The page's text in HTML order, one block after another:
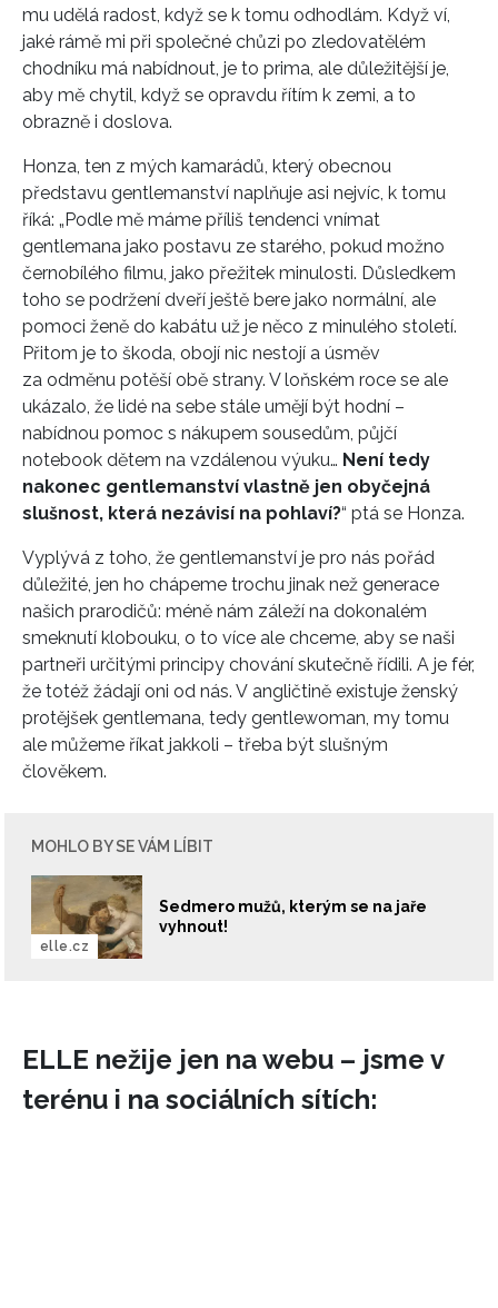
mu udělá radost, když se k tomu odhodlám. Když ví,
jaké rámě mi při společné chůzi po zledovatělém
chodníku má nabídnout, je to prima, ale důležitější je,
aby mě chytil, když se opravdu řítím k zemi, a to
obrazně i doslova.
Honza, ten z mých kamarádů, který obecnou
představu gentlemanství naplňuje asi nejvíc, k tomu
říká: „Podle mě máme příliš tendenci vnímat
gentlemana jako postavu ze starého, pokud možno
černobílého filmu, jako přežitek minulosti. Důsledkem
toho se podržení dveří ještě bere jako normální, ale
pomoci ženě do kabátu už je něco z minulého století.
Přitom je to škoda, obojí nic nestojí a úsměv
za odměnu potěší obě strany. V loňském roce se ale
ukázalo, že lidé na sebe stále umějí být hodní –
nabídnou pomoc s nákupem sousedům, půjčí
notebook dětem na vzdálenou výuku… Není tedy
nakonec gentlemanství vlastně jen obyčejná
slušnost, která nezávisí na pohlaví?“ ptá se Honza.
Vyplývá z toho, že gentlemanství je pro nás pořád
důležité, jen ho chápeme trochu jinak než generace
našich prarodičů: méně nám záleží na dokonalém
smeknutí klobouku, o to více ale chceme, aby se naši
partneři určitými principy chování skutečně řídili. A je fér,
že totéž žádají oni od nás. V angličtině existuje ženský
protějšek gentlemana, tedy gentlewoman, my tomu
ale můžeme říkat jakkoli – třeba být slušným
člověkem.
MOHLO BY SE VÁM LÍBIT
Sedmero mužů, kterým se na jaře
vyhnout!
elle.cz
ELLE nežije jen na webu – jsme v
terénu i na sociálních sítích: